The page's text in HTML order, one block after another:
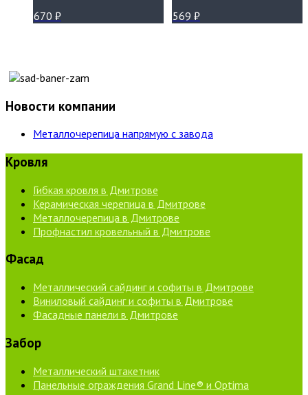
670 ₽ 569 ₽
Новости компании
Металлочерепица напрямую с завода
Кровля
Гибкая кровля в Дмитрове
Керамическая черепица в Дмитрове
Металлочерепица в Дмитрове
Профнастил кровельный в Дмитрове
Фасад
Металлический сайдинг и софиты в Дмитрове
Виниловый сайдинг и софиты в Дмитрове
Фасадные панели в Дмитрове
Забор
Металлический штакетник
Панельные ограждения Grand Line® и Optima